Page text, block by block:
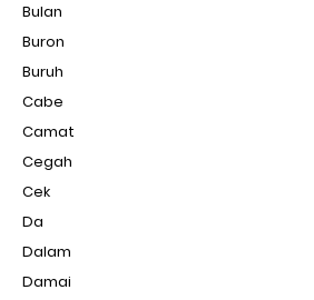
Bulan
Buron
Buruh
Cabe
Camat
Cegah
Cek
Da
Dalam
Damai